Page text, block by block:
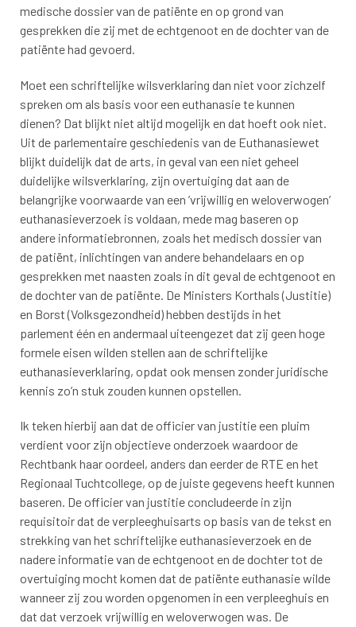
medische dossier van de patiënte en op grond van
gesprekken die zij met de echtgenoot en de dochter van de
patiënte had gevoerd.
Moet een schriftelijke wilsverklaring dan niet voor zichzelf
spreken om als basis voor een euthanasie te kunnen
dienen? Dat blijkt niet altijd mogelijk en dat hoeft ook niet.
Uit de parlementaire geschiedenis van de Euthanasiewet
blijkt duidelijk dat de arts, in geval van een niet geheel
duidelijke wilsverklaring, zijn overtuiging dat aan de
belangrijke voorwaarde van een ’vrijwillig en weloverwogen’
euthanasieverzoek is voldaan, mede mag baseren op
andere informatiebronnen, zoals het medisch dossier van
de patiënt, inlichtingen van andere behandelaars en op
gesprekken met naasten zoals in dit geval de echtgenoot en
de dochter van de patiënte. De Ministers Korthals (Justitie)
en Borst (Volksgezondheid) hebben destijds in het
parlement één en andermaal uiteengezet dat zij geen hoge
formele eisen wilden stellen aan de schriftelijke
euthanasieverklaring, opdat ook mensen zonder juridische
kennis zo’n stuk zouden kunnen opstellen.
Ik teken hierbij aan dat de officier van justitie een pluim
verdient voor zijn objectieve onderzoek waardoor de
Rechtbank haar oordeel, anders dan eerder de RTE en het
Regionaal Tuchtcollege, op de juiste gegevens heeft kunnen
baseren. De officier van justitie concludeerde in zijn
requisitoir dat de verpleeghuisarts op basis van de tekst en
strekking van het schriftelijke euthanasieverzoek en de
nadere informatie van de echtgenoot en de dochter tot de
overtuiging mocht komen dat de patiënte euthanasie wilde
wanneer zij zou worden opgenomen in een verpleeghuis en
dat dat verzoek vrijwillig en weloverwogen was. De